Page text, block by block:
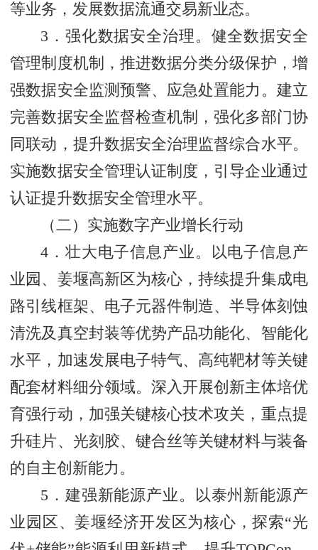
等业务，发展数据流通交易新业态。
3．强化数据安全治理。健全数据安全
管理制度机制，推进数据分类分级保护，增
强数据安全监测预警、应急处置能力。建立
完善数据安全监督检查机制，强化多部门协
同联动，提升数据安全治理监督综合水平。
实施数据安全管理认证制度，引导企业通过
认证提升数据安全管理水平。
（二）实施数字产业增长行动
4．壮大电子信息产业。以电子信息产
业园、姜堰高新区为核心，持续提升集成电
路引线框架、电子元器件制造、半导体刻蚀
清洗及真空封装等优势产品功能化、智能化
水平，加速发展电子特气、高纯靶材等关键
配套材料细分领域。深入开展创新主体培优
育强行动，加强关键核心技术攻关，重点提
升硅片、光刻胶、键合丝等关键材料与装备
的自主创新能力。
5．建强新能源产业。以泰州新能源产
业园区、姜堰经济开发区为核心，探索“光